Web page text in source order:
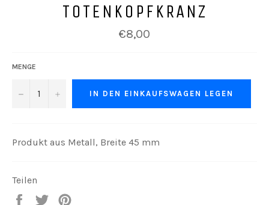
TOTENKOPFKRANZ
Normaler
Preis
€8,00
MENGE
− + IN DEN EINKAUFSWAGEN LEGEN
Produkt aus Metall, Breite 45 mm
Teilen
Auf
Auf